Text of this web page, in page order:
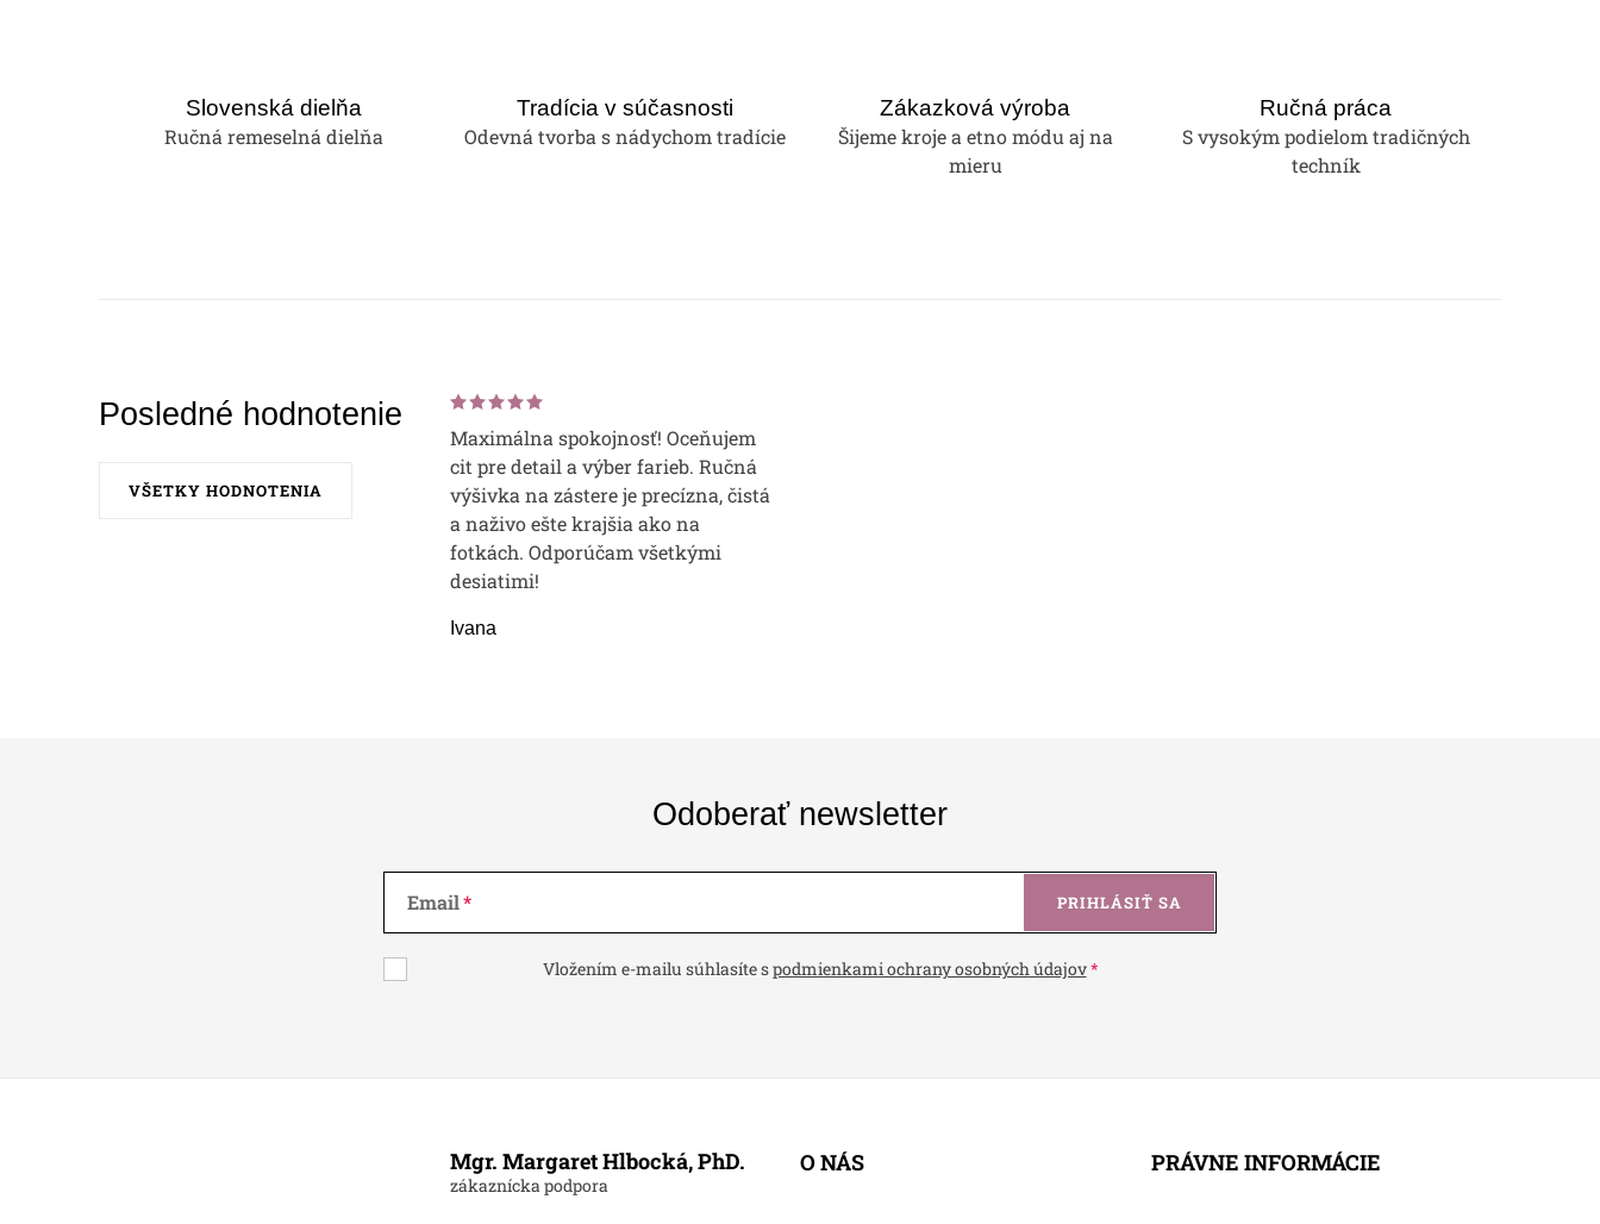
Slovenská dielňa
Ručná remeselná dielňa
Tradícia v súčasnosti
Odevná tvorba s nádychom tradície
Zákazková výroba
Šijeme kroje a etno módu aj na
mieru
Ručná práca
S vysokým podielom tradičných
techník
Posledné hodnotenie
VŠETKY HODNOTENIA
Maximálna spokojnosť! Oceňujem
cit pre detail a výber farieb. Ručná
výšivka na zástere je precízna, čistá
a naživo ešte krajšia ako na
fotkách. Odporúčam všetkými
desiatimi!
Ivana
Odoberať newsletter
Email
Vložením e-mailu súhlasíte spodmienkami ochrany osobných údajov
PRIHLÁSIŤ SA
Mgr. Margaret Hlbocká, PhD. O NÁS PRÁVNE INFORMÁCIE